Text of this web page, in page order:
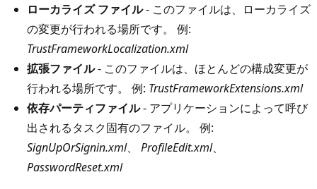
ローカライズ ファイル- このファイルは、ローカライズ
の変更が行われる場所です。 例:
TrustFrameworkLocalization.xml
拡張ファイル- このファイルは、ほとんどの構成変更が
行われる場所です。 例: TrustFrameworkExtensions.xml
依存パーティファイル- アプリケーションによって呼び
出されるタスク固有のファイル。 例:
SignUpOrSignin.xml、 ProfileEdit.xml、
PasswordReset.xml